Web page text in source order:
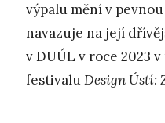
výpalu mění v
navazuje na její
v DUÚL v roce 2023
festivaluDesign Ústí: